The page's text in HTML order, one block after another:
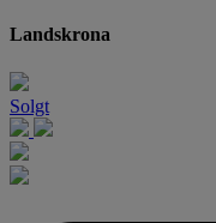
Landskrona
Solgt